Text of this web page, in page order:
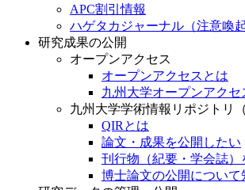
APC割引情報
ハゲタカジャーナル（注意喚起
研究成果の公開
オープンアクセス
オープンアクセスとは
九州大学オープンアクセ
九州大学学術情報リポジトリ（
QIRとは
論文・成果を公開したい
刊行物（紀要・学会誌）
博士論文の公開について